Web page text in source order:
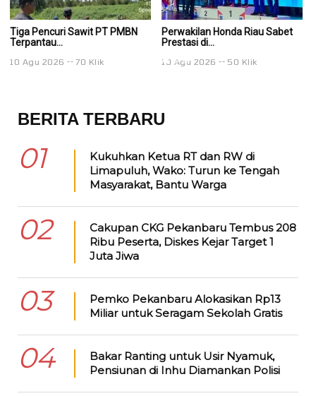
Tiga Pencuri Sawit PT PMBN
Terpantau...
10 Agu 2026 70 Klik
Perwakilan Honda Riau Sabet
Prestasi di...
10 Agu 2026 50 Klik
BERITA TERBARU
01
Kukuhkan Ketua RT dan RW di
Limapuluh, Wako: Turun ke Tengah
Masyarakat, Bantu Warga
02
Cakupan CKG Pekanbaru Tembus 208
Ribu Peserta, Diskes Kejar Target 1
Juta Jiwa
03
Pemko Pekanbaru Alokasikan Rp13
Miliar untuk Seragam Sekolah Gratis
04
Bakar Ranting untuk Usir Nyamuk,
Pensiunan di Inhu Diamankan Polisi